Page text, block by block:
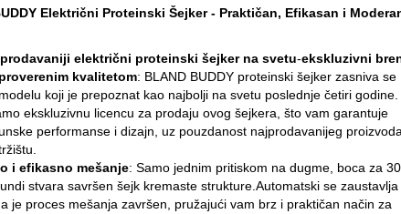
Električni Proteinski Šejker - Praktičan, Efikasan i
električni proteinski šejker na svetu-ekskluzivni
kvalitetom: BLAND BUDDY proteinski šejker zasniva se
koji je prepoznat kao najbolji na svetu poslednje četiri godine.
ekskluzivnu licencu za prodaju ovog šejkera, što vam garantuje
performanse i dizajn, uz pouzdanost najprodavanijeg proizvoda
i efikasno mešanje: Samo jednim pritiskom na dugme, boca za 30
stvara savršen šejk kremaste strukture.Automatski se zaustavlja
je proces mešanja završen, pružajući vam brz i praktičan način za